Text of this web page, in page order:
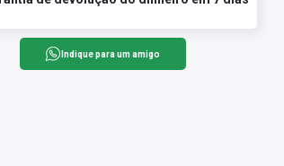
Indique para um amigo